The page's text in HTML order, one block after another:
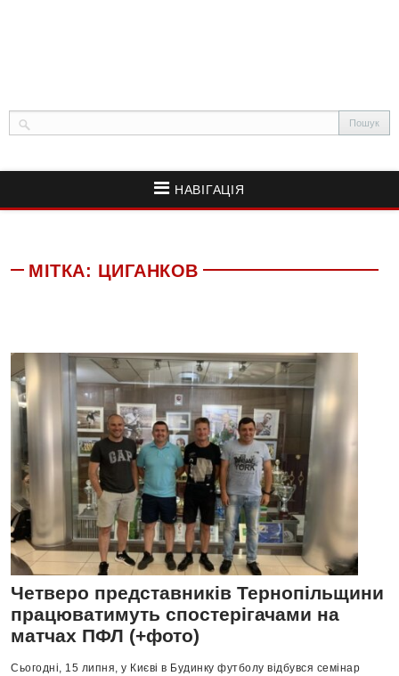
НАВІГАЦІЯ
МІТКА: ЦИГАНКОВ
Четверо представників Тернопільщини
працюватимуть спостерігачами на
матчах ПФЛ (+фото)
Сьогодні, 15 липня, у Києві в Будинку футболу відбувся семінар